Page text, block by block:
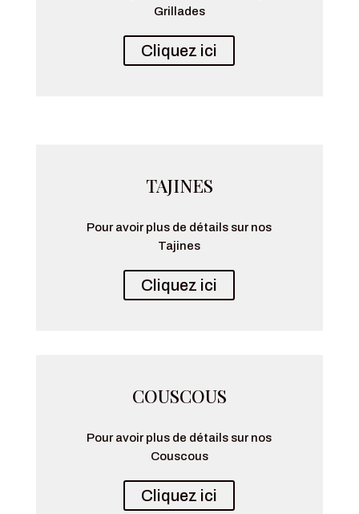
Grillades
Cliquez ici
TAJINES
Pour avoir plus de détails sur nos
Tajines
Cliquez ici
COUSCOUS
Pour avoir plus de détails sur nos
Couscous
Cliquez ici